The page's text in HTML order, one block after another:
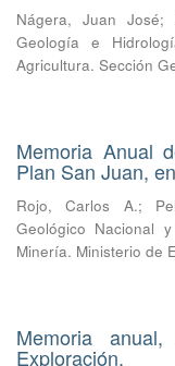
Nágera, Juan José;
Geología e
Agricultura. Sección
Memoria Anual
Plan San Juan,
Rojo, Carlos A.;
Geológico Nacional
Minería. Ministerio de
Memoria
Exploración.